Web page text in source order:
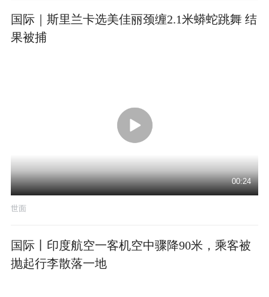
国际｜斯里兰卡选美佳丽颈缠2.1米蟒蛇跳舞 结
果被捕
00:24
世面
国际丨印度航空一客机空中骤降90米，乘客被
抛起行李散落一地